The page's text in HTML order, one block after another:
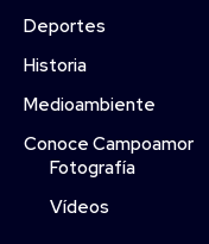
Deportes
Historia
Medioambiente
Conoce Campoamor
Fotografía
Vídeos